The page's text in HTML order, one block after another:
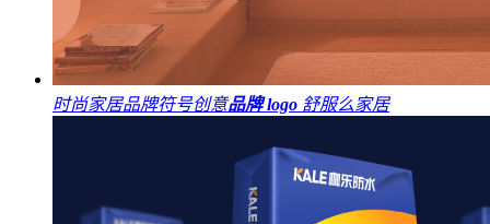
时尚家居品牌符号创意品牌 logo 舒服么家居